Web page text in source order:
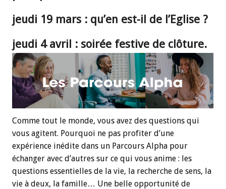
jeudi 19 mars : qu’en est-il de l’Eglise ?
jeudi 4 avril : soirée festive de clôture.
Comme tout le monde, vous avez des questions qui
vous agitent. Pourquoi ne pas profiter d’une
expérience inédite dans un Parcours Alpha pour
échanger avec d’autres sur ce qui vous anime : les
questions essentielles de la vie, la recherche de sens, la
vie à deux, la famille… Une belle opportunité de